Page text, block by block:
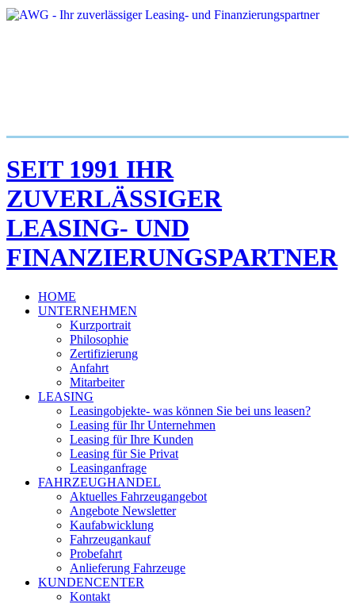
SEIT 1991 IHR
ZUVERLÄSSIGER
LEASING- UND
FINANZIERUNGSPARTNER
HOME
UNTERNEHMEN
Kurzportrait
Philosophie
Zertifizierung
Anfahrt
Mitarbeiter
LEASING
Leasingobjekte- was können Sie bei uns leasen?
Leasing für Ihr Unternehmen
Leasing für Ihre Kunden
Leasing für Sie Privat
Leasinganfrage
FAHRZEUGHANDEL
Aktuelles Fahrzeugangebot
Angebote Newsletter
Kaufabwicklung
Fahrzeugankauf
Probefahrt
Anlieferung Fahrzeuge
KUNDENCENTER
Kontakt